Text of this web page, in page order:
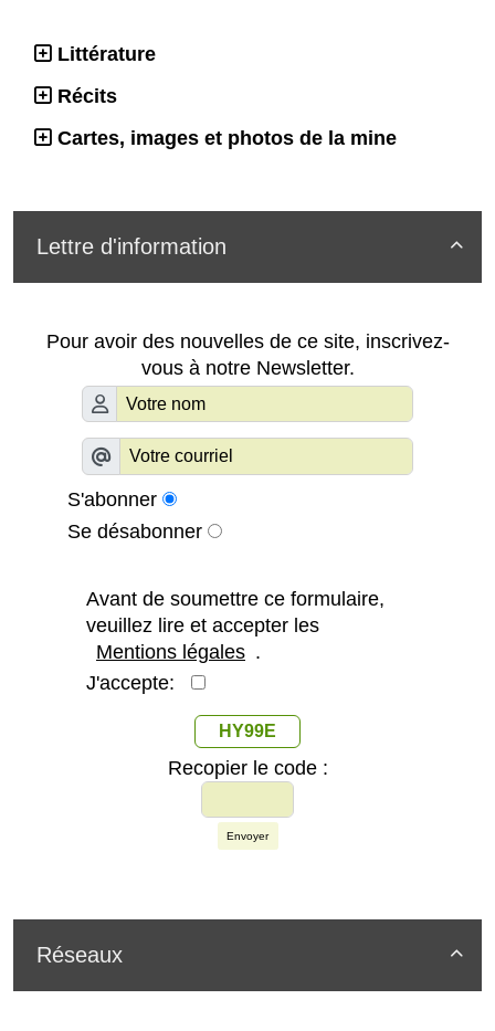
Littérature
Récits
Cartes, images et photos de la mine

Lettre d'information
Pour avoir des nouvelles de ce site, inscrivez-
vous à notre Newsletter.
S'abonner
Se désabonner
Avant de soumettre ce formulaire,
veuillez lire et accepter les
Mentions légales .
J'accepte:
HY99E
Recopier le code :
Envoyer

Réseaux